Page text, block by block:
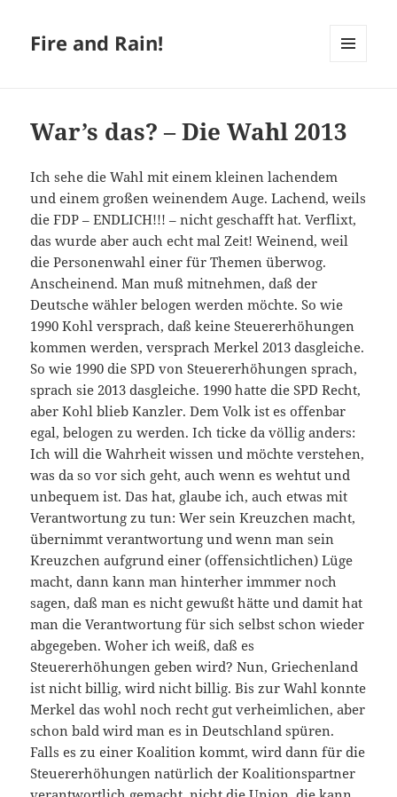
Fire and Rain!
War’s das? – Die Wahl 2013
Ich sehe die Wahl mit einem kleinen lachendem
und einem großen weinendem Auge. Lachend, weils
die FDP – ENDLICH!!! – nicht geschafft hat. Verflixt,
das wurde aber auch echt mal Zeit! Weinend, weil
die Personenwahl einer für Themen überwog.
Anscheinend. Man muß mitnehmen, daß der
Deutsche wähler belogen werden möchte. So wie
1990 Kohl versprach, daß keine Steuererhöhungen
kommen werden, versprach Merkel 2013 dasgleiche.
So wie 1990 die SPD von Steuererhöhungen sprach,
sprach sie 2013 dasgleiche. 1990 hatte die SPD Recht,
aber Kohl blieb Kanzler. Dem Volk ist es offenbar
egal, belogen zu werden. Ich ticke da völlig anders:
Ich will die Wahrheit wissen und möchte verstehen,
was da so vor sich geht, auch wenn es wehtut und
unbequem ist. Das hat, glaube ich, auch etwas mit
Verantwortung zu tun: Wer sein Kreuzchen macht,
übernimmt verantwortung und wenn man sein
Kreuzchen aufgrund einer (offensichtlichen) Lüge
macht, dann kann man hinterher immmer noch
sagen, daß man es nicht gewußt hätte und damit hat
man die Verantwortung für sich selbst schon wieder
abgegeben. Woher ich weiß, daß es
Steuererhöhungen geben wird? Nun, Griechenland
ist nicht billig, wird nicht billig. Bis zur Wahl konnte
Merkel das wohl noch recht gut verheimlichen, aber
schon bald wird man es in Deutschland spüren.
Falls es zu einer Koalition kommt, wird dann für die
Steuererhöhungen natürlich der Koalitionspartner